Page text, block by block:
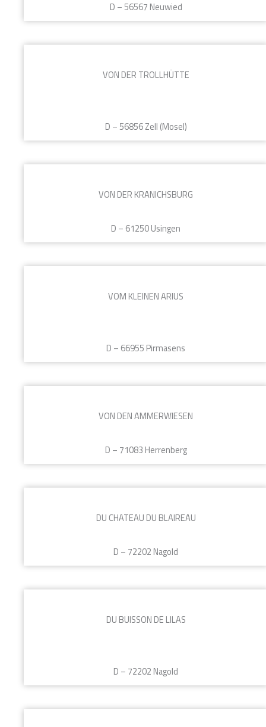
D – 56567 Neuwied
VON DER TROLLHÜTTE
D – 56856 Zell (Mosel)
VON DER KRANICHSBURG
D – 61250 Usingen
VOM KLEINEN ARIUS
D – 66955 Pirmasens
VON DEN AMMERWIESEN
D – 71083 Herrenberg
DU CHATEAU DU BLAIREAU
D – 72202 Nagold
DU BUISSON DE LILAS
D – 72202 Nagold